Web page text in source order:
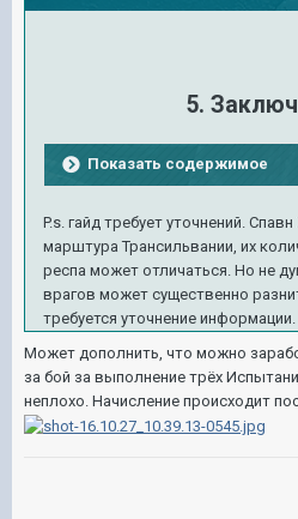
5.
Показать содержимое
P.s. гайд требует уточнений.
марштура Трансильвании, их
респа может отличаться. Но не
врагов может существенно
требуется уточнение информации.
Может дополнить, что можно
за бой за выполнение трёх
неплохо. Начисление происходит